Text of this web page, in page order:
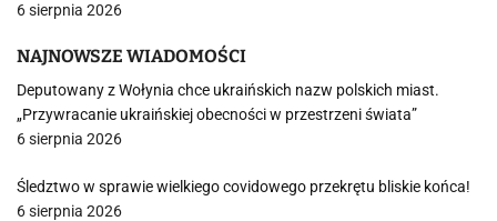
6 sierpnia 2026
NAJNOWSZE WIADOMOŚCI
Deputowany z Wołynia chce ukraińskich nazw polskich miast.
„Przywracanie ukraińskiej obecności w przestrzeni świata”
6 sierpnia 2026
Śledztwo w sprawie wielkiego covidowego przekrętu bliskie końca!
6 sierpnia 2026